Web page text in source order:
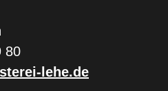
80
lehe.de